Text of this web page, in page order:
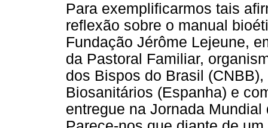
Para exemplificarmos tais
reflexão sobre o manual
Fundação Jérôme Lejeune,
da Pastoral Familiar,
dos Bispos do Brasil
Biosanitários (Espanha) e
entregue na Jornada